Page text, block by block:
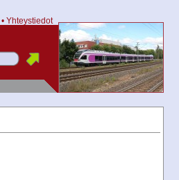
• Yhteystiedot